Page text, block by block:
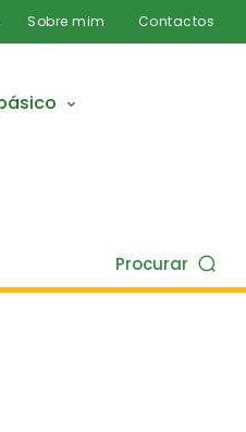
Sobre mim Contactos
Procurar